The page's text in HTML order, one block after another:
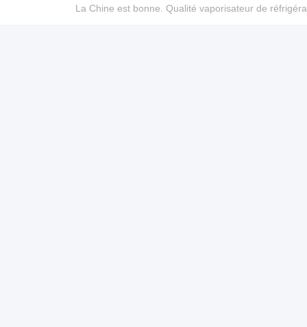
La Chine est bonne. Qualité vaporisateur de